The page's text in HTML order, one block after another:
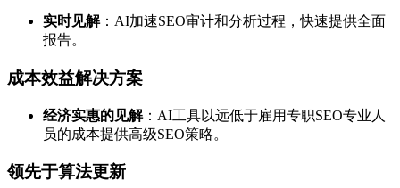
实时见解：AI加速SEO审计和分析过程，快速提供全面
报告。
成本效益解决方案
经济实惠的见解：AI工具以远低于雇用专职SEO专业人
员的成本提供高级SEO策略。
领先于算法更新